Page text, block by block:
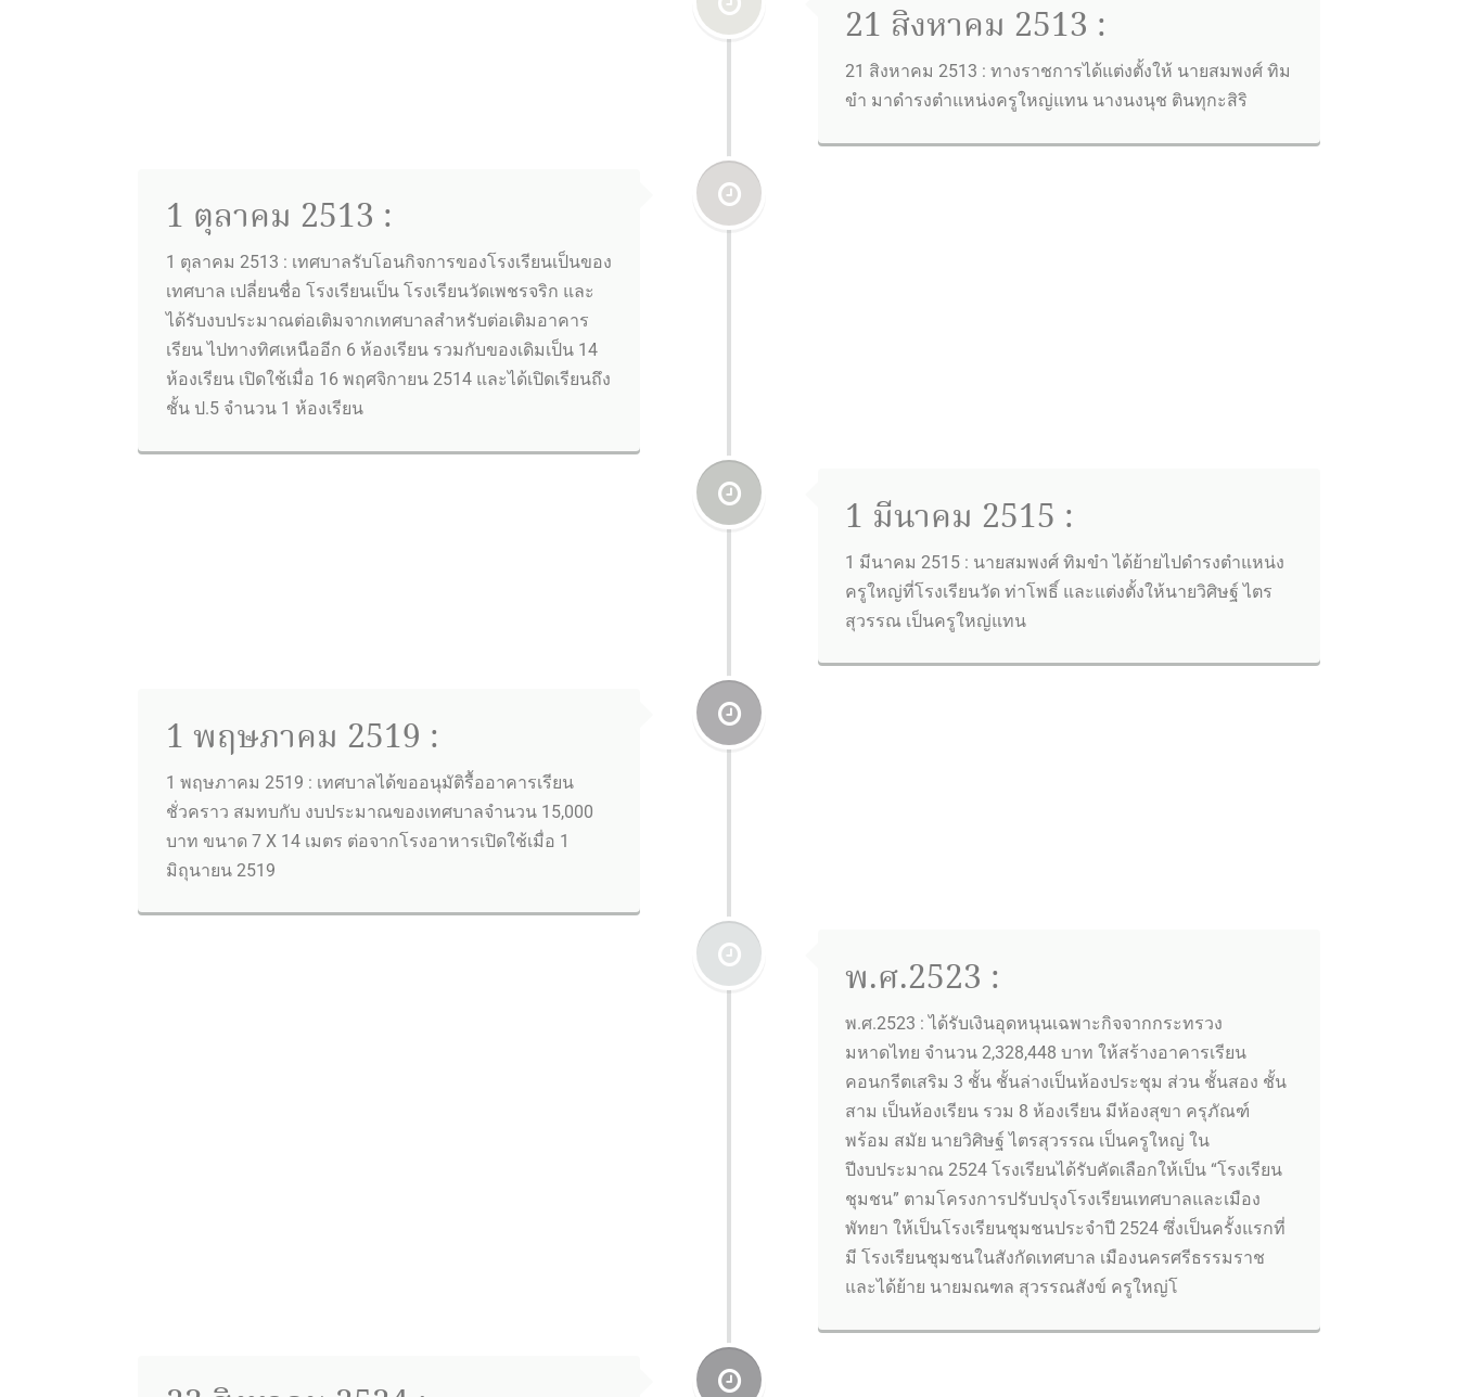
21 สิงหาคม 2513 :
21 สิงหาคม 2513 : ทางราชการได้แต่งตั้งให้ นายสมพงศ์ ทิม
ขำ มาดำรงตำแหน่งครูใหญ่แทน นางนงนุช ตินทุกะสิริ
1 ตุลาคม 2513 :
1 ตุลาคม 2513 : เทศบาลรับโอนกิจการของโรงเรียนเป็นของ
เทศบาล เปลี่ยนชื่อ โรงเรียนเป็น โรงเรียนวัดเพชรจริก และ
ได้รับงบประมาณต่อเติมจากเทศบาลสำหรับต่อเติมอาคาร
เรียน ไปทางทิศเหนืออีก 6 ห้องเรียน รวมกับของเดิมเป็น 14
ห้องเรียน เปิดใช้เมื่อ 16 พฤศจิกายน 2514 และได้เปิดเรียนถึง
ชั้น ป.5 จำนวน 1 ห้องเรียน
1 มีนาคม 2515 :
1 มีนาคม 2515 : นายสมพงศ์ ทิมขำ ได้ย้ายไปดำรงตำแหน่ง
ครูใหญ่ที่โรงเรียนวัด ท่าโพธิ์ และแต่งตั้งให้นายวิศิษฐ์ ไตร
สุวรรณ เป็นครูใหญ่แทน
1 พฤษภาคม 2519 :
1 พฤษภาคม 2519 : เทศบาลได้ขออนุมัติรื้ออาคารเรียน
ชั่วคราว สมทบกับ งบประมาณของเทศบาลจำนวน 15,000
บาท ขนาด 7 X 14 เมตร ต่อจากโรงอาหารเปิดใช้เมื่อ 1
มิถุนายน 2519
พ.ศ.2523 :
พ.ศ.2523 : ได้รับเงินอุดหนุนเฉพาะกิจจากกระทรวง
มหาดไทย จำนวน 2,328,448 บาท ให้สร้างอาคารเรียน
คอนกรีตเสริม 3 ชั้น ชั้นล่างเป็นห้องประชุม ส่วน ชั้นสอง ชั้น
สาม เป็นห้องเรียน รวม 8 ห้องเรียน มีห้องสุขา ครุภัณฑ์
พร้อม สมัย นายวิศิษฐ์ ไตรสุวรรณ เป็นครูใหญ่ ใน
ปีงบประมาณ 2524 โรงเรียนได้รับคัดเลือกให้เป็น “โรงเรียน
ชุมชน” ตามโครงการปรับปรุงโรงเรียนเทศบาลและเมือง
พัทยา ให้เป็นโรงเรียนชุมชนประจำปี 2524 ซึ่งเป็นครั้งแรกที่
มี โรงเรียนชุมชนในสังกัดเทศบาล เมืองนครศรีธรรมราช
และได้ย้าย นายมณฑล สุวรรณสังข์ ครูใหญ่โ